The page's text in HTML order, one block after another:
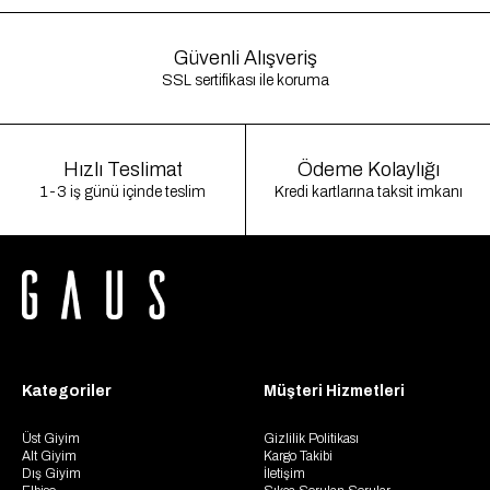
Güvenli Alışveriş
SSL sertifikası ile koruma
Hızlı Teslimat
1-3 iş günü içinde teslim
Ödeme Kolaylığı
Kredi kartlarına taksit imkanı
Kategoriler
Üst Giyim
Alt Giyim
Dış Giyim
Müşteri Hizmetleri
Gizlilik Politikası
Kargo Takibi
İletişim